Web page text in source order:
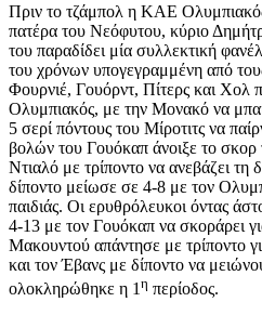
Πριν το τζάμπολ η ΚΑΕ
πατέρα του Νεόφυτου, κύριο
του παραδίδει μία συλλεκτική
του χρόνων υπογεγραμμένη από
Φουρνιέ, Γουόρντ, Πίτερς και Χολ
Ολυμπιακός, με την Μονακό να
5 σερί πόντους του Μίροτιτς να
βολών του Γουόκαπ άνοιξε το
Ντιαλό με τρίποντο να ανεβάζει
δίποντο μείωσε σε 4-8 με τον
παιδιάς. Οι ερυθρόλευκοι όντας
4-13 με τον Γουόκαπ να σκοράρει
Μακουντού απάντησε με τρίποντο
και τον Έβανς με δίποντο να
ολοκληρώθηκε η 1 η περίοδος.